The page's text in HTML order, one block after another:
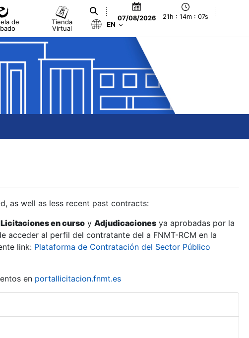
de
Tienda
Virtual
07/08/2026 21h : 14m : 08s
EN
as well as less recent past contracts:
Licitaciones en curso y Adjudicaciones ya aprobadas por la
acceder al perfil del contratante del a FNMT-RCM en la
link: Plataforma de Contratación del Sector Público
en portallicitacion.fnmt.es